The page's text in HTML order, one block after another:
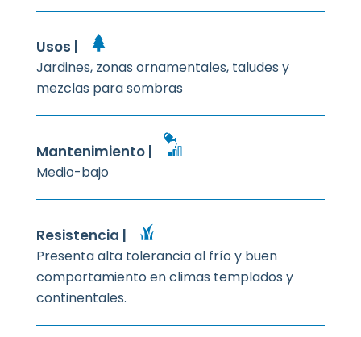
Usos |
Jardines, zonas ornamentales, taludes y
mezclas para sombras
Mantenimiento |
Medio-bajo
Resistencia |
Presenta alta tolerancia al frío y buen
comportamiento en climas templados y
continentales.